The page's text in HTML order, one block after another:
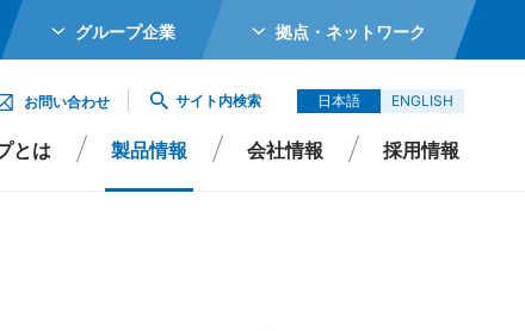
グループ企業
トロニクス株式会社
拠点・ネットワーク
お問い合わせ サイト内検索 日本語 ENGLISH
とは 製品情報 会社情報 採用情報